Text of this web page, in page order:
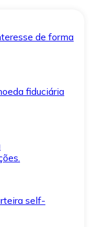
de forma
fiduciária
self-